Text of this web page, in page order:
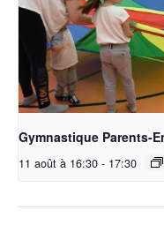
Gymnastique Parents-
11 août à 16:30 - 17:30